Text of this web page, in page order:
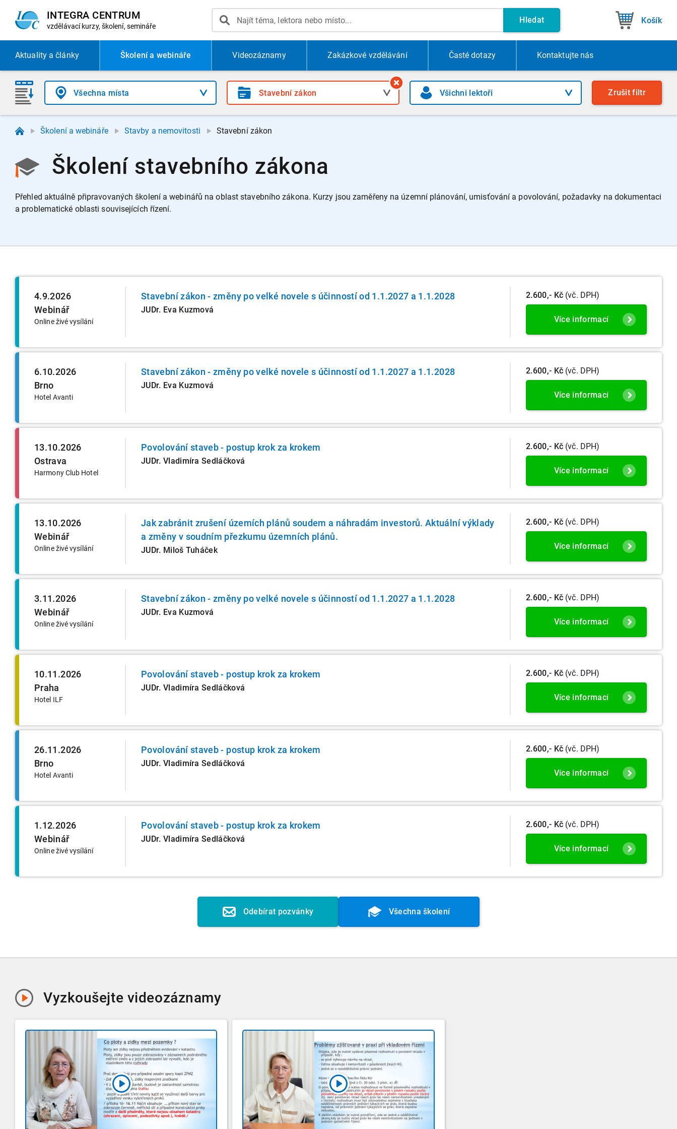
INTEGRA CENTRUM
vzdělávací kurzy, školení, semináře
Hledat Košík
Aktualitya články Školení a webináře Videozáznamy Zakázkové vzdělávání Časté dotazy Kontaktujte nás
Zrušit filtr
Školení a webináře Stavby a nemovitosti Stavební zákon
Školení stavebního zákona
Přehled aktuálně připravovaných školení a webinářů na oblast stavebního zákona. Kurzy jsou zaměřeny na územní plánování, umisťování a povolování, požadavky na dokumentaci
a problematické oblasti souvisejících řízení.
4.9.2026
Webinář
Online živé vysílání
Stavební zákon - změny po velké novele s účinností od 1.1.2027 a 1.1.2028
JUDr. Eva Kuzmová
2.600,- Kč (vč. DPH)
Více informací
6.10.2026
Brno
Hotel Avanti
Stavební zákon - změny po velké novele s účinností od 1.1.2027 a 1.1.2028
JUDr. Eva Kuzmová
2.600,- Kč (vč. DPH)
Více informací
13.10.2026
Ostrava
Harmony Club Hotel
Povolování staveb - postup krok za krokem
JUDr. Vladimíra Sedláčková
2.600,- Kč (vč. DPH)
Více informací
13.10.2026
Webinář
Online živé vysílání
Jak zabránit zrušení územích plánů soudem a náhradám investorů. Aktuální výklady
a změny v soudním přezkumu územních plánů.
JUDr. Miloš Tuháček
2.600,- Kč (vč. DPH)
Více informací
3.11.2026
Webinář
Online živé vysílání
Stavební zákon - změny po velké novele s účinností od 1.1.2027 a 1.1.2028
JUDr. Eva Kuzmová
2.600,- Kč (vč. DPH)
Více informací
10.11.2026
Praha
Hotel ILF
Povolování staveb - postup krok za krokem
JUDr. Vladimíra Sedláčková
2.600,- Kč (vč. DPH)
Více informací
26.11.2026
Brno
Hotel Avanti
Povolování staveb - postup krok za krokem
JUDr. Vladimíra Sedláčková
2.600,- Kč (vč. DPH)
Více informací
1.12.2026
Webinář
Online živé vysílání
Povolování staveb - postup krok za krokem
JUDr. Vladimíra Sedláčková
2.600,- Kč (vč. DPH)
Více informací
Odebírat pozvánky Všechna školení
Vyzkoušejte videozáznamy